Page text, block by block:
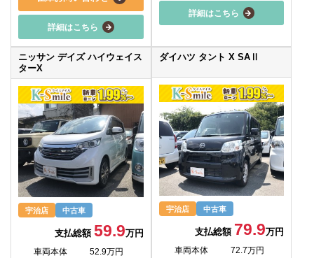
詳細はこちら
詳細はこちら
ニッサン デイズ ハイウェイス
ターX
宇治店 中古車
支払総額 59.9万円
車両本体
52.9万円
ダイハツ タント X SAⅡ
宇治店 中古車
支払総額 79.9万円
車両本体
72.7万円